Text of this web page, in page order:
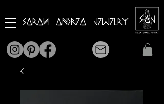
Sarah Andrea Jewelry